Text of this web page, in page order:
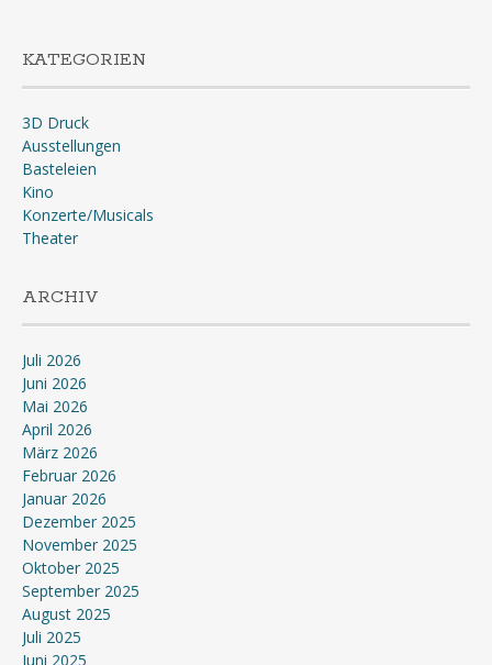
KATEGORIEN
3D Druck
Ausstellungen
Basteleien
Kino
Konzerte/Musicals
Theater
ARCHIV
Juli 2026
Juni 2026
Mai 2026
April 2026
März 2026
Februar 2026
Januar 2026
Dezember 2025
November 2025
Oktober 2025
September 2025
August 2025
Juli 2025
Juni 2025